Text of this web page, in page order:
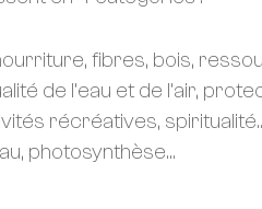
fibres, bois,
de l’eau et de l’air,
récréatives,
photosynthèse…